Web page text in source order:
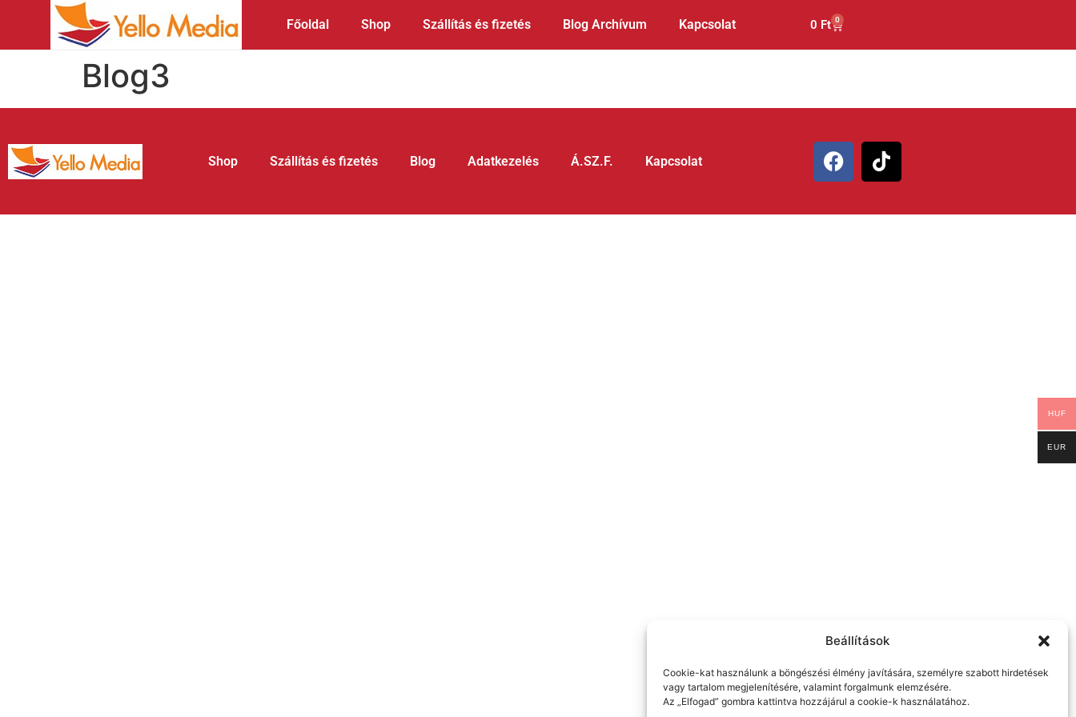
Beállítások
Cookie-kat használunk a böngészési élmény javítására, személyre szabott hirdetések
vagy tartalom megjelenítésére, valamint forgalmunk elemzésére.
Az „Elfogad” gombra kattintva hozzájárul a cookie-k használatához.
Főoldal Shop Szállítás és fizetés Blog Archívum Kapcsolat 0 Ft 0
Blog3
Shop Szállítás és fizetés Blog Adatkezelés Á.SZ.F. Kapcsolat
HUF
EUR